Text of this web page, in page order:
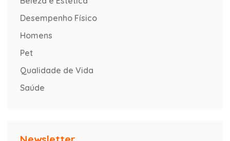
Desempenho Físico
Homens
Pet
Qualidade de Vida
Saúde